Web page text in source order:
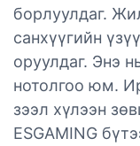
борлуулдаг.
санхүүгийн
оруулдаг. Энэ
нотолгоо юм.
зээл хүлээн
ESGAMING